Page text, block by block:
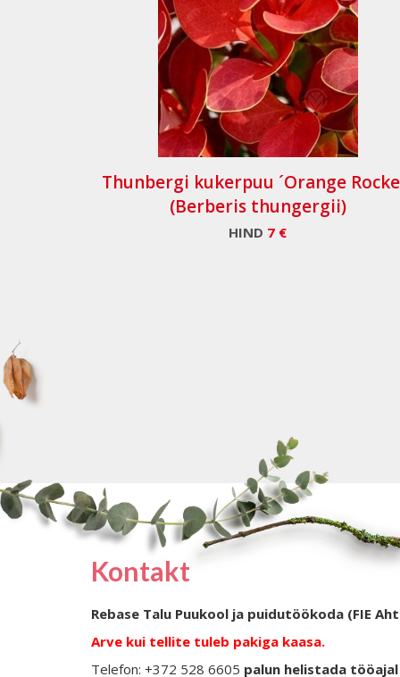
Thunbergi kukerpuu ´Orange
(Berberis thungergii)
HIND 7 €
Kontakt
Rebase Talu Puukool ja puidutöökoda (FIE
Arve kui tellite tuleb pakiga kaasa.
Telefon: +372 528 6605 palun helistada